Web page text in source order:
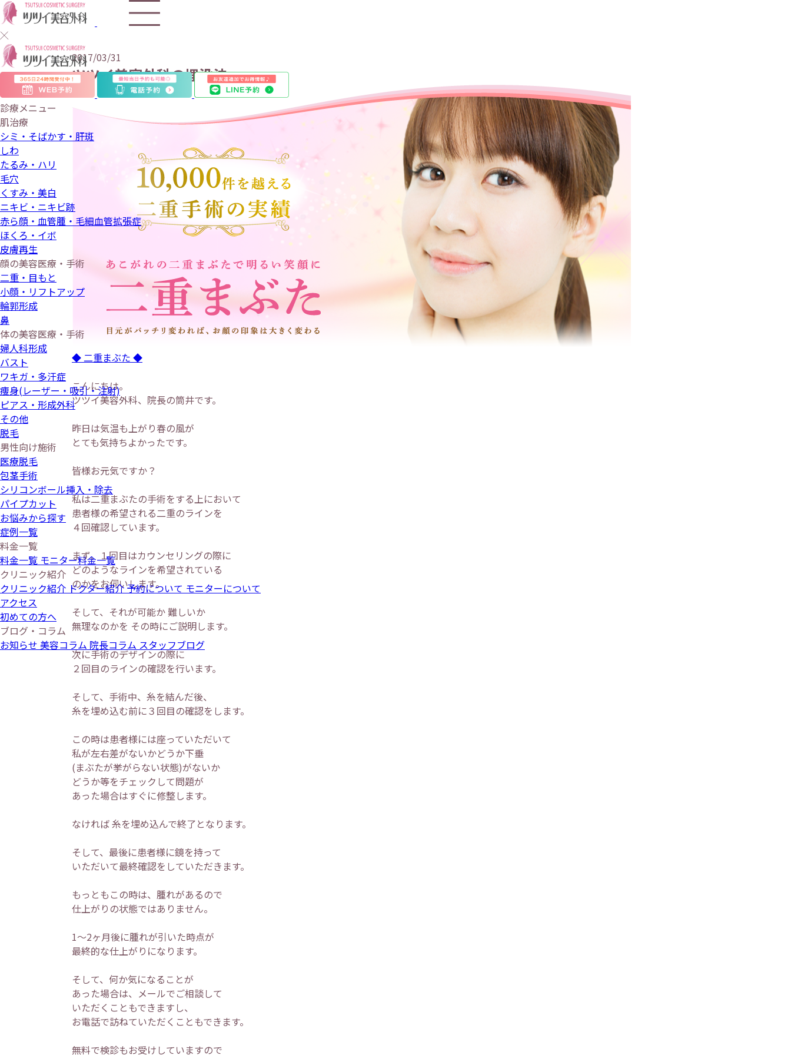
診療メニュー
肌治療
シミ・そばかす・肝斑
しわ
たるみ・ハリ
毛穴
くすみ・美白
ニキビ・ニキビ跡
赤ら顔・血管腫・毛細血管拡張症
ほくろ・イボ
皮膚再生
顔の美容医療・手術
二重・目もと
小顔・リフトアップ
輪郭形成
鼻
体の美容医療・手術
婦人科形成
バスト
ワキガ・多汗症
痩身(レーザー・吸引・注射)
ピアス・形成外科
その他
脱毛
男性向け施術
医療脱毛
包茎手術
シリコンボール挿入・除去
パイプカット
お悩みから探す
症例一覧
料金一覧
料金一覧 モニター料金一覧
クリニック紹介
クリニック紹介 ドクター紹介予約について モニターについて
アクセス
初めての方へ
ブログ・コラム
お知らせ 美容コラム 院長コラム スタッフブログ
2017/03/31
ツツイ美容外科の埋没法
◆ 二重まぶた ◆
こんにちは。
ツツイ美容外科、院長の筒井です。
昨日は気温も上がり春の風が
とても気持ちよかったです。
皆様お元気ですか？
私は二重まぶたの手術をする上において
患者様の希望される二重のラインを
４回確認しています。
まず、１回目はカウンセリングの際に
どのようなラインを希望されている
のかをお伺いします。
そして、それが可能か 難しいか
無理なのかを その時にご説明します。
次に手術のデザインの際に
２回目のラインの確認を行います。
そして、手術中、糸を結んだ後、
糸を埋め込む前に３回目の確認をします。
この時は患者様には座っていただいて
私が左右差がないかどうか下垂
(まぶたが挙がらない状態)がないか
どうか等をチェックして問題が
あった場合はすぐに修整します。
なければ 糸を埋め込んで終了となります。
そして、最後に患者様に鏡を持って
いただいて最終確認をしていただきます。
もっともこの時は、腫れがあるので
仕上がりの状態ではありません。
1〜2ヶ月後に腫れが引いた時点が
最終的な仕上がりになります。
そして、何か気になることが
あった場合は、メールでご相談して
いただくこともできますし、
お電話で訪ねていただくこともできます。
無料で検診もお受けしていますので